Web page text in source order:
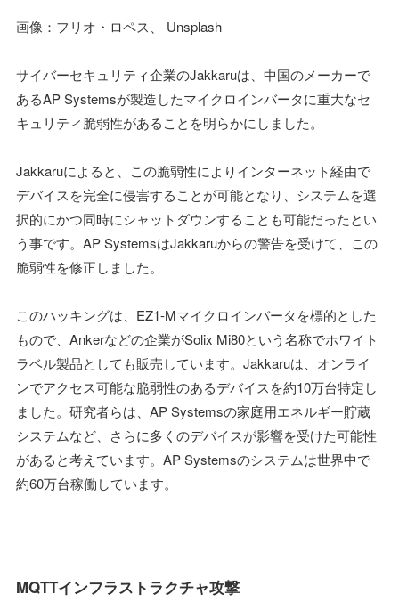
画像：フリオ・ロペス、 Unsplash
サイバーセキュリティ企業のJakkaruは、中国のメーカーで
あるAP Systemsが製造したマイクロインバータに重大なセ
キュリティ脆弱性があることを明らかにしました。
Jakkaruによると、この脆弱性によりインターネット経由で
デバイスを完全に侵害することが可能となり、システムを選
択的にかつ同時にシャットダウンすることも可能だったとい
う事です。AP SystemsはJakkaruからの警告を受けて、この
脆弱性を修正しました。
このハッキングは、EZ1-Mマイクロインバータを標的とした
もので、Ankerなどの企業がSolix Mi80という名称でホワイト
ラベル製品としても販売しています。Jakkaruは、オンライ
ンでアクセス可能な脆弱性のあるデバイスを約10万台特定し
ました。研究者らは、AP Systemsの家庭用エネルギー貯蔵
システムなど、さらに多くのデバイスが影響を受けた可能性
があると考えています。AP Systemsのシステムは世界中で
約60万台稼働しています。
MQTTインフラストラクチャ攻撃